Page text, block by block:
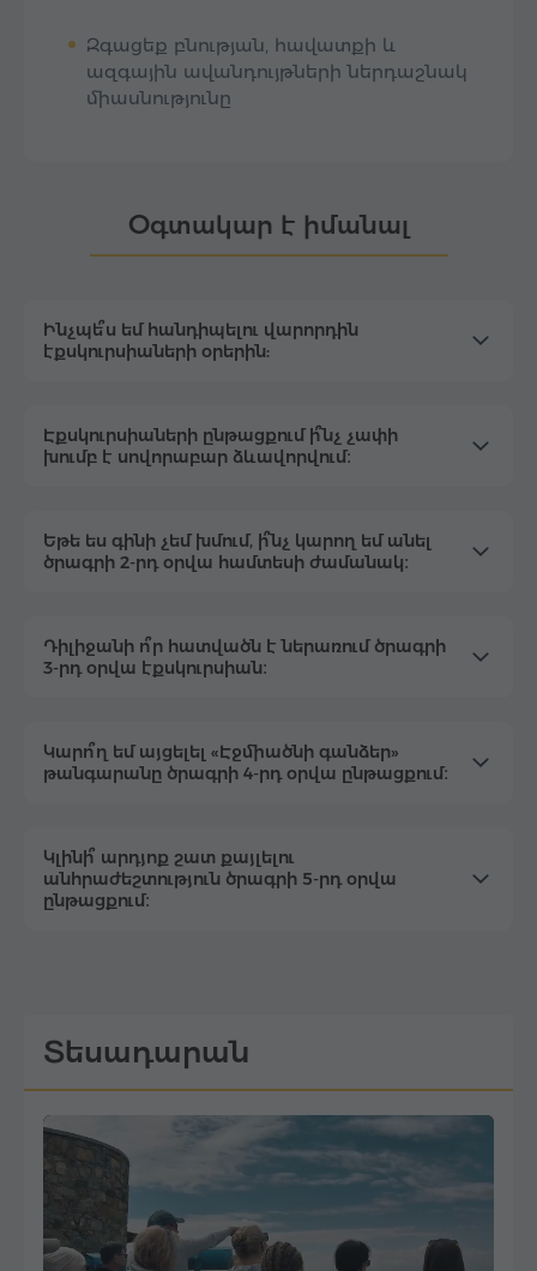
Զգացեք բնության, հավատքի և
ազգային ավանդույթների ներդաշնակ
միասնությունը
Օգտակար է իմանալ
Ինչպե՞ս եմ հանդիպելու վարորդին
էքսկուրսիաների օրերին:
Էքսկուրսիաների ընթացքում ի՞նչ չափի
խումբ է սովորաբար ձևավորվում։
Եթե ես գինի չեմ խմում, ի՞նչ կարող եմ անել
ծրագրի 2-րդ օրվա համտեսի ժամանակ։
Դիլիջանի ո՞ր հատվածն է ներառում ծրագրի
3-րդ օրվա էքսկուրսիան։
Կարո՞ղ եմ այցելել «Էջմիածնի գանձեր»
թանգարանը ծրագրի 4-րդ օրվա ընթացքում։
Կլինի՞ արդյոք շատ քայլելու
անհրաժեշտություն ծրագրի 5-րդ օրվա
ընթացքում։
Տեսադարան